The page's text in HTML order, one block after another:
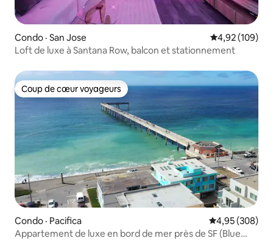
Condo · San Jose Note
4,92 (109)
Loft de luxe à Santana Row, balcon et stationnement
Coup de cœur voyageurs
Coup de cœur voyageurs
Condo · Pacifica Note
4,95 (308)
Appartement de luxe en bord de mer près de SF (Blue